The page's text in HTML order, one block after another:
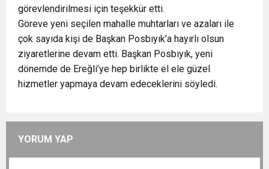
görevlendirilmesi için teşekkür etti.
Göreve yeni seçilen mahalle muhtarları ve azaları ile
çok sayıda kişi de Başkan Posbıyık’a hayırlı olsun
ziyaretlerine devam etti. Başkan Posbıyık, yeni
dönemde de Ereğli’ye hep birlikte el ele güzel
hizmetler yapmaya devam edeceklerini söyledi.
YORUM YAP